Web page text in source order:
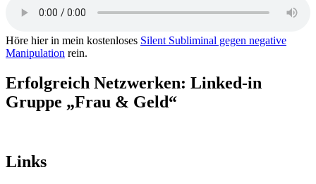
Höre hier in mein kostenloses Silent Subliminal gegen negative
Manipulation rein.
Erfolgreich Netzwerken: Linked-in
Gruppe „Frau & Geld“
Links